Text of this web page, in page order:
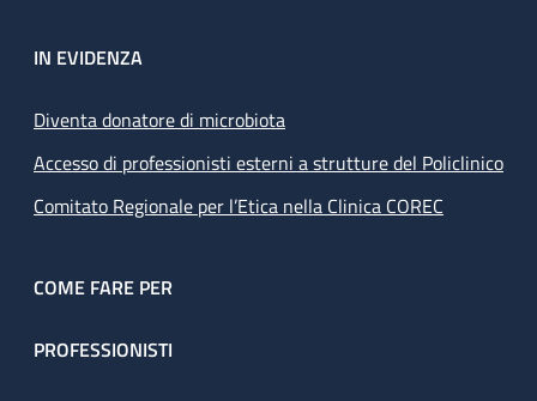
IN EVIDENZA
Diventa donatore di microbiota
Accesso di professionisti esterni a strutture del Policlinico
Comitato Regionale per l’Etica nella Clinica COREC
COME FARE PER
PROFESSIONISTI